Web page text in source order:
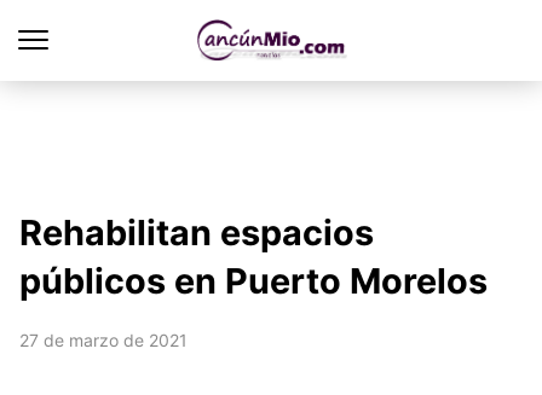
Rehabilitan espacios
públicos en Puerto Morelos
27 de marzo de 2021